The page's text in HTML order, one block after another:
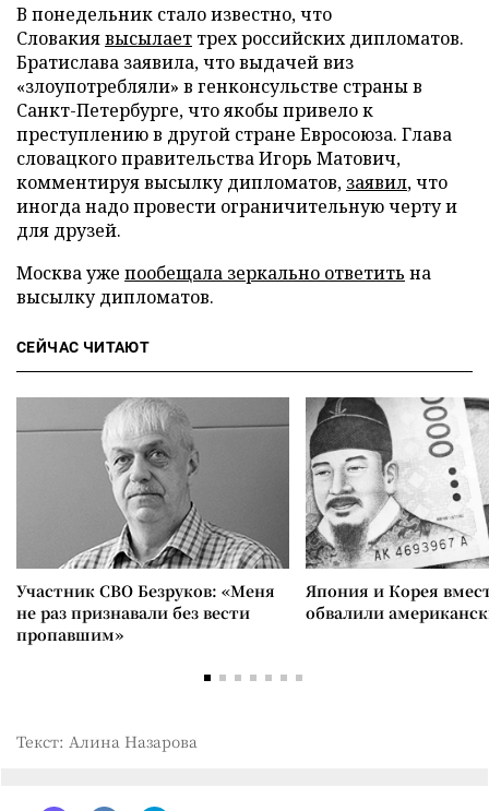
В понедельник стало известно, что
Словакиявысылает трех российских дипломатов.
Братислава заявила, что выдачей виз
«злоупотребляли» в генконсульстве страны в
Санкт-Петербурге, что якобы привело к
преступлению в другой стране Евросоюза. Глава
словацкого правительства Игорь Матович,
комментируя высылку дипломатов, заявил, что
иногда надо провести ограничительную черту и
для друзей.
Москва уже пообещала зеркально ответить на
высылку дипломатов.
СЕЙЧАС ЧИТАЮТ
Участник СВО Безруков: «Меня
не раз признавали без вести
пропавшим»
Япония и Корея
обвалили
Текст: Алина Назарова